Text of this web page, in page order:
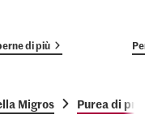
di più
Migros Purea di